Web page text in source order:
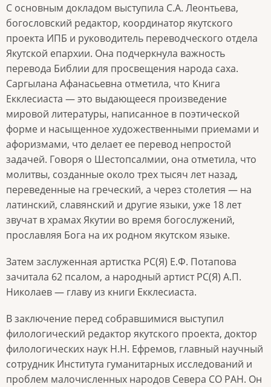
С основным докладом выступила С.А. Леонтьева,
богословский редактор, координатор якутского
проекта ИПБ и руководитель переводческого отдела
Якутской епархии. Она подчеркнула важность
перевода Библии для просвещения народа саха.
Саргылана Афанасьевна отметила, что Книга
Екклесиаста — это выдающееся произведение
мировой литературы, написанное в поэтической
форме и насыщенное художественными приемами и
афоризмами, что делает ее перевод непростой
задачей. Говоря о Шестопсалмии, она отметила, что
молитвы, созданные около трех тысяч лет назад,
переведенные на греческий, а через столетия — на
латинский, славянский и другие языки, уже 18 лет
звучат в храмах Якутии во время богослужений,
прославляя Бога на их родном якутском языке.
Затем заслуженная артистка РС(Я) Е.Ф. Потапова
зачитала 62 псалом, а народный артист РС(Я) А.П.
Николаев — главу из книги Екклесиаста.
В заключение перед собравшимися выступил
филологический редактор якутского проекта, доктор
филологических наук Н.Н. Ефремов, главный научный
сотрудник Института гуманитарных исследований и
проблем малочисленных народов Севера СО РАН. Он